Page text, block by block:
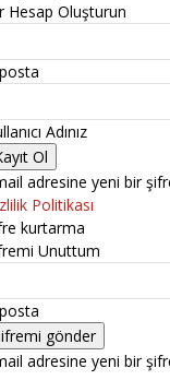
Hesap Oluşturun
Adınız
adresine yeni bir
Politikası
kurtarma
Unuttum
adresine yeni bir